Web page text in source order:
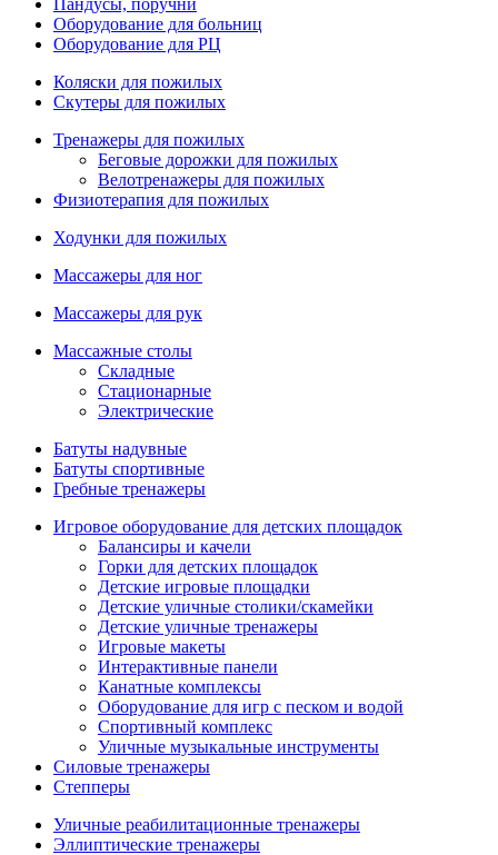
Пандусы, поручни
Оборудование для больниц
Оборудование для РЦ
Коляски для пожилых
Скутеры для пожилых
Тренажеры для пожилых
Беговые дорожки для пожилых
Велотренажеры для пожилых
Физиотерапия для пожилых
Ходунки для пожилых
Массажеры для ног
Массажеры для рук
Массажные столы
Складные
Стационарные
Электрические
Батуты надувные
Батуты спортивные
Гребные тренажеры
Игровое оборудование для детских площадок
Балансиры и качели
Горки для детских площадок
Детские игровые площадки
Детские уличные столики/скамейки
Детские уличные тренажеры
Игровые макеты
Интерактивные панели
Канатные комплексы
Оборудование для игр с песком и водой
Спортивный комплекс
Уличные музыкальные инструменты
Силовые тренажеры
Степперы
Уличные реабилитационные тренажеры
Эллиптические тренажеры